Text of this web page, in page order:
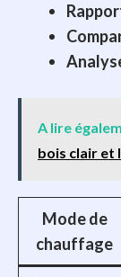
A lire
bois clair et
Mode de
chauffage